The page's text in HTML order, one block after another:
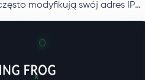
modyfikują swój adres IP